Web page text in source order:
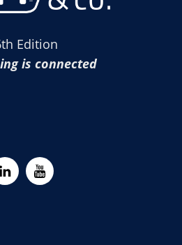
Edition
is connected